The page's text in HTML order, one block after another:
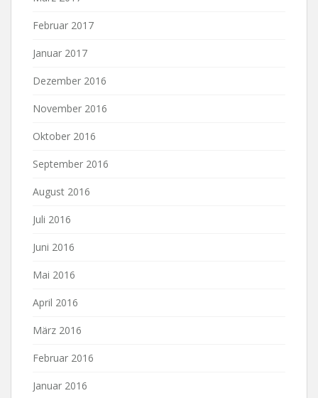
Februar 2017
Januar 2017
Dezember 2016
November 2016
Oktober 2016
September 2016
August 2016
Juli 2016
Juni 2016
Mai 2016
April 2016
März 2016
Februar 2016
Januar 2016